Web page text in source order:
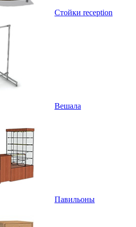
Стойки reception
Вешала
Павильоны